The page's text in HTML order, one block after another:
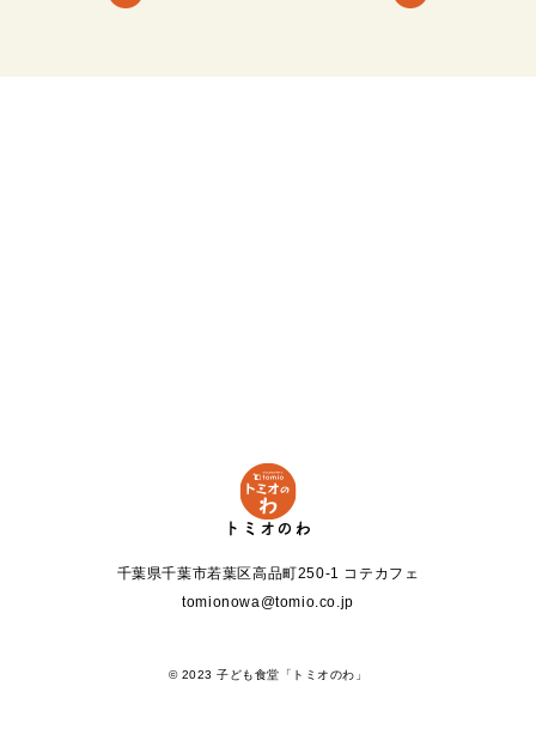
トミオのわ
千葉県千葉市若葉区高品町250-1 コテカフェ
tomionowa@tomio.co.jp
© 2023 子ども食堂「トミオのわ」